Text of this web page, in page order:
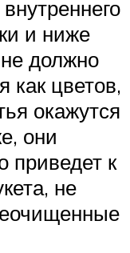
и ниже
должно
как цветов,
окажутся
они
приведет к
не